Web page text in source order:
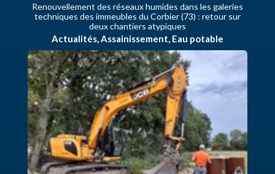
Renouvellement des réseaux humides dans les galeries
techniques des immeubles du Corbier (73) : retour sur
deux chantiers atypiques
Actualités,Assainissement, Eau potable